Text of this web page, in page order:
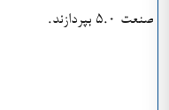
صنعت ۵.۰ بپردازند.